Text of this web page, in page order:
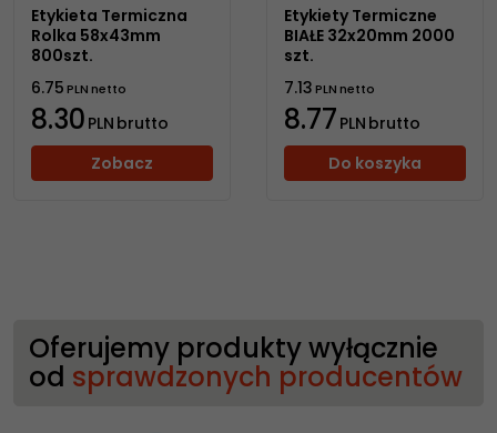
Etykieta Termiczna
Rolka 58x43mm
800szt.
6.75PLNnetto
8.30 PLN brutto
Zobacz
Etykiety Termiczne
BIAŁE 32x20mm 2000
szt.
7.13PLNnetto
8.77 PLN brutto
Do koszyka
Oferujemy produkty wyłącznie
od sprawdzonych producentów